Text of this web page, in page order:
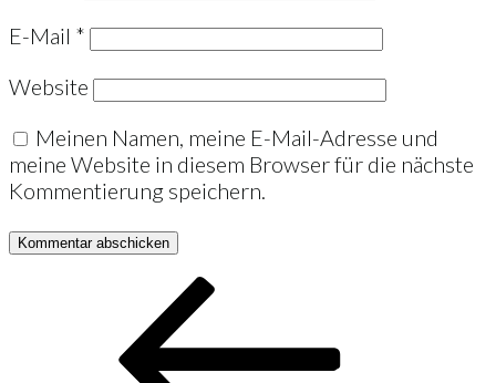
E-Mail *
Website
Meinen Namen, meine E-Mail-Adresse und
meine Website in diesem Browser für die nächste
Kommentierung speichern.
Beitrags-
Navigation